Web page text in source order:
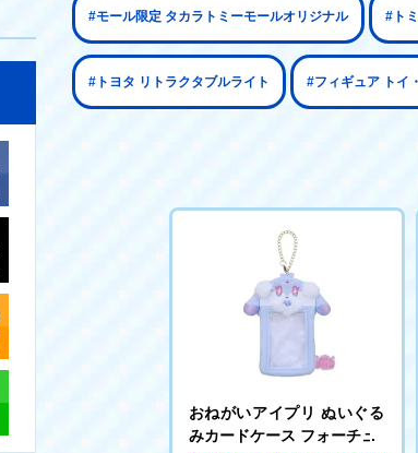
#モール限定 タカラトミーモールオリジナル #ト
#トヨタ リトラクタブルライト #フィギュア トイ
おねがいアイプリ ぬいぐる
みカードケース フォーチュ